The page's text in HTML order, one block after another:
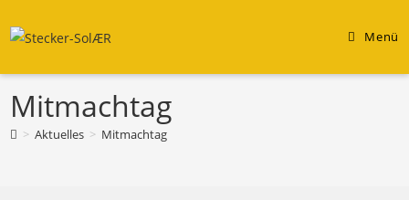
Inhalt
Menü
Mitmachtag
> Aktuelles > Mitmachtag